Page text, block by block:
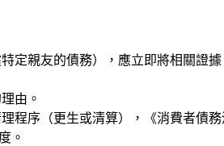
定親友的債務），應立即將相關證
由。
程序（更生或清算），《消費者債
。